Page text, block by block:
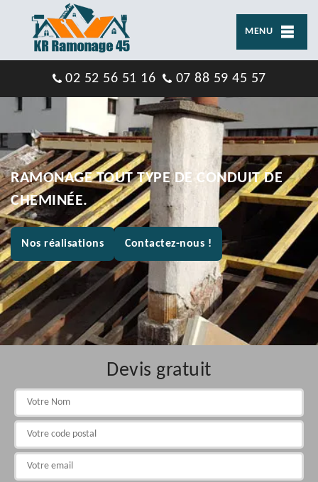
MENU
02 52 56 51 16 07 88 59 45 57
RAMONAGE TOUT TYPE DE CONDUIT DE
CHEMINÉE.
Nos réalisations Contactez-nous !
Devis gratuit